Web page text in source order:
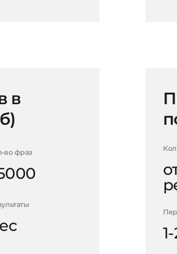
в
во фраз